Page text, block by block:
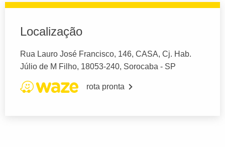
Localização
Rua Lauro José Francisco, 146, CASA, Cj. Hab.
Júlio de M Filho, 18053-240, Sorocaba - SP
rota pronta